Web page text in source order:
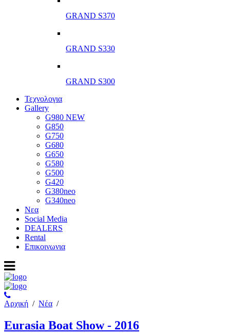
GRAND S370
GRAND S330
GRAND S300
Τεχνολογια
Gallery
G980 NEW
G850
G750
G680
G650
G580
G500
G420
G380neo
G340neo
Νεα
Social Media
DEALERS
Rental
Επικοινωνια
Αρχική / Νέα /
Eurasia Boat Show - 2016